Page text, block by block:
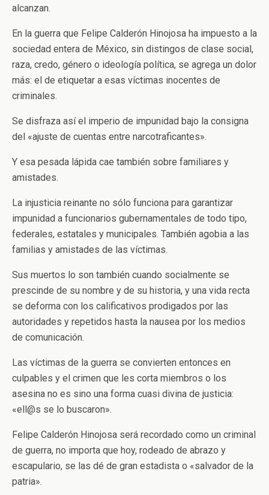
alcanzan.
En la guerra que Felipe Calderón Hinojosa ha impuesto a la
sociedad entera de México, sin distingos de clase social,
raza, credo, género o ideología política, se agrega un dolor
más: el de etiquetar a esas víctimas inocentes de
criminales.
Se disfraza así el imperio de impunidad bajo la consigna
del «ajuste de cuentas entre narcotraficantes».
Y esa pesada lápida cae también sobre familiares y
amistades.
La injusticia reinante no sólo funciona para garantizar
impunidad a funcionarios gubernamentales de todo tipo,
federales, estatales y municipales. También agobia a las
familias y amistades de las víctimas.
Sus muertos lo son también cuando socialmente se
prescinde de su nombre y de su historia, y una vida recta
se deforma con los calificativos prodigados por las
autoridades y repetidos hasta la nausea por los medios
de comunicación.
Las víctimas de la guerra se convierten entonces en
culpables y el crimen que les corta miembros o los
asesina no es sino una forma cuasi divina de justicia:
«ell@s se lo buscaron».
Felipe Calderón Hinojosa será recordado como un criminal
de guerra, no importa que hoy, rodeado de abrazo y
escapulario, se las dé de gran estadista o «salvador de la
patria».